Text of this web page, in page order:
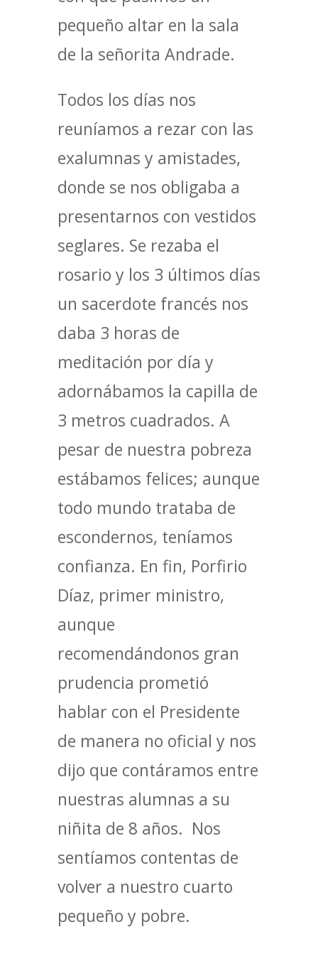
pequeño altar en la sala
de la señorita Andrade.
Todos los días nos
reuníamos a rezar con las
exalumnas y amistades,
donde se nos obligaba a
presentarnos con vestidos
seglares. Se rezaba el
rosario y los 3 últimos días
un sacerdote francés nos
daba 3 horas de
meditación por día y
adornábamos la capilla de
3 metros cuadrados. A
pesar de nuestra pobreza
estábamos felices; aunque
todo mundo trataba de
escondernos, teníamos
confianza. En fin, Porfirio
Díaz, primer ministro,
aunque
recomendándonos gran
prudencia prometió
hablar con el Presidente
de manera no oficial y nos
dijo que contáramos entre
nuestras alumnas a su
niñita de 8 años. Nos
sentíamos contentas de
volver a nuestro cuarto
pequeño y pobre.